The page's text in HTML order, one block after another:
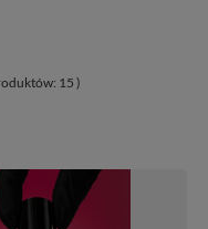
15 )